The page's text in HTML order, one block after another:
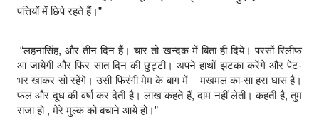
पत्तियों में छिपे रहते हैं।”
“लहनासिंह, और तीन दिन हैं। चार तो खन्दक में बिता ही दिये। परसों रिलीफ
आ जायेगी और फिर सात दिन की छुट्टी। अपने हाथों झटका करेंगे और पेट-
भर खाकर सो रहेंगे। उसी फिरंगी मेम के बाग में – मखमल का-सा हरा घास है।
फल और दूध की वर्षा कर देती है। लाख कहते हैं, दाम नहीं लेती। कहती है, तुम
राजा हो , मेरे मुल्क को बचाने आये हो।”